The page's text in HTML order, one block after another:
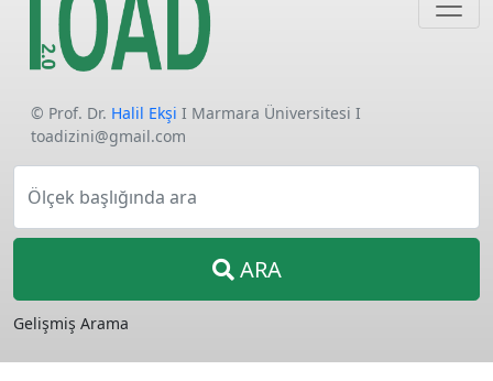
© Prof. Dr. Halil Ekşi I Marmara Üniversitesi I
toadizini@gmail.com
Ölçek başlığında ara
ARA
Gelişmiş Arama